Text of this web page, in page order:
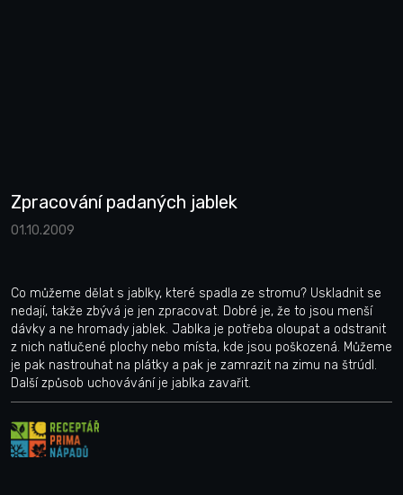
Zpracování padaných jablek
01.10.2009
Co můžeme dělat s jablky, které spadla ze stromu? Uskladnit se
nedají, takže zbývá je jen zpracovat. Dobré je, že to jsou menší
dávky a ne hromady jablek. Jablka je potřeba oloupat a odstranit
z nich natlučené plochy nebo místa, kde jsou poškozená. Můžeme
je pak nastrouhat na plátky a pak je zamrazit na zimu na štrúdl.
Další způsob uchovávání je jablka zavařit.